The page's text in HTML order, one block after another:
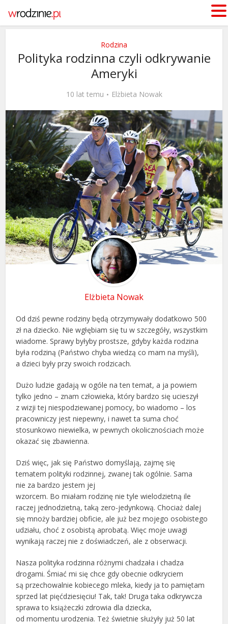
Rodzina
Polityka rodzinna czyli odkrywanie
Ameryki
10 lat temu Elżbieta Nowak
Elżbieta Nowak
Od dziś pewne rodziny będą otrzymywały dodatkowo 500
zł na dziecko. Nie wgłębiam się tu w szczegóły, wszystkim
wiadome. Sprawy byłyby prostsze, gdyby każda rodzina
była rodziną (Państwo chyba wiedzą co mam na myśli),
a dzieci były przy swoich rodzicach.
Dużo ludzie gadają w ogóle na ten temat, a ja powiem
tylko jedno – znam człowieka, który bardzo się ucieszył
z wizji tej niespodziewanej pomocy, bo wiadomo – los
pracowniczy jest niepewny, i nawet ta suma choć
stosunkowo niewielka, w pewnych okolicznościach może
okazać się zbawienna.
Dziś więc, jak się Państwo domyślają, zajmę się
tematem polityki rodzinnej, zwanej tak ogólnie. Sama
nie za bardzo jestem jej
wzorcem. Bo miałam rodzinę nie tyle wielodzietną ile
raczej jednodzietną, taką zero-jedynkową. Chociaż dalej
się mnoży bardziej obficie, ale już bez mojego osobistego
udziału, choć z osobistą aprobatą. Więc moje uwagi
wynikają raczej nie z doświadczeń, ale z obserwacji.
Nasza polityka rodzinna różnymi chadzała i chadza
drogami. Śmiać mi się chce gdy obecnie odkryciem
są przechowalnie kobiecego mleka, kiedy ja to pamiętam
sprzed lat pięćdziesięciu! Tak, tak! Druga taka odkrywcza
sprawa to książeczki zdrowia dla dziecka,
od momentu urodzenia. Też świetnie służyły już 50 lat